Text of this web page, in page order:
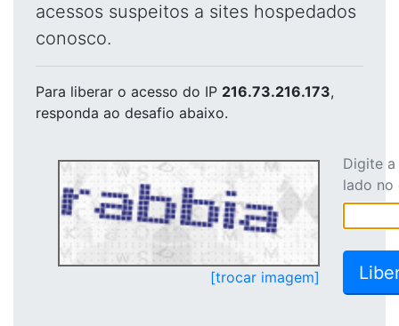
acessos suspeitos a sites hospedados
conosco.
Para liberar o acesso do IP 216.73.216.173,
responda ao desafio abaixo.
[trocar imagem]
Digite
lado no